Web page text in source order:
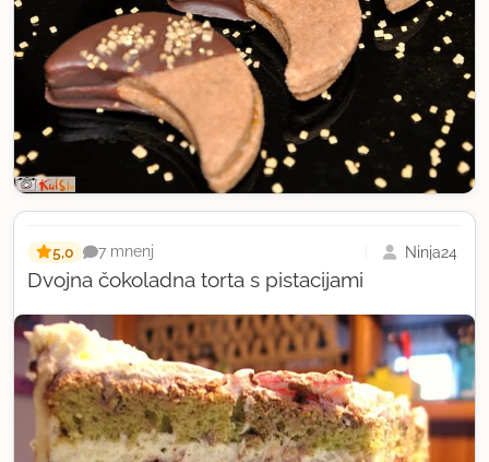
Dvojna čokoladna torta s pistacijami
5,0 7 mnenj Ninja24